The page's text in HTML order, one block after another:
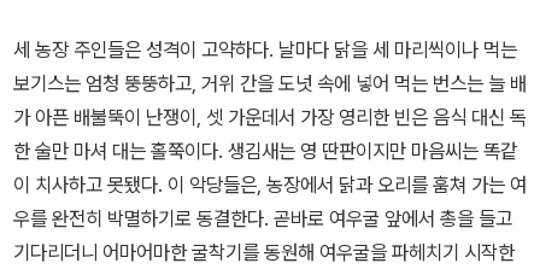
세 농장 주인들은 성격이 고약하다. 날마다 닭을 세 마리씩이나 먹는
보기스는 엄청 뚱뚱하고, 거위 간을 도넛 속에 넣어 먹는 번스는 늘 배
가 아픈 배불뚝이 난쟁이, 셋 가운데서 가장 영리한 빈은 음식 대신 독
한 술만 마셔 대는 홀쭉이다. 생김새는 영 딴판이지만 마음씨는 똑같
이 치사하고 못됐다. 이 악당들은, 농장에서 닭과 오리를 훔쳐 가는 여
우를 완전히 박멸하기로 동결한다. 곧바로 여우굴 앞에서 총을 들고
기다리더니 어마어마한 굴착기를 동원해 여우굴을 파헤치기 시작한